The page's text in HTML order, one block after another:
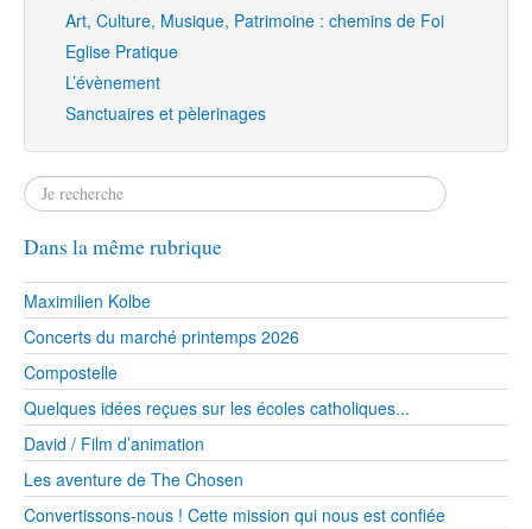
Art, Culture, Musique, Patrimoine : chemins de Foi
Eglise Pratique
L’évènement
Sanctuaires et pèlerinages
Dans la même rubrique
Maximilien Kolbe
Concerts du marché printemps 2026
Compostelle
Quelques idées reçues sur les écoles catholiques...
David / Film d’animation
Les aventure de The Chosen
Convertissons-nous ! Cette mission qui nous est confiée